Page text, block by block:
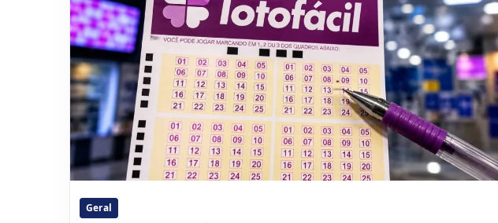
Geral